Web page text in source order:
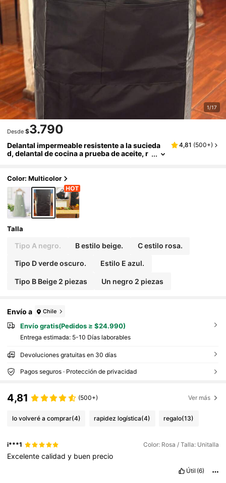
1/17
Desde $3.790
Delantal impermeable resistente a la sucieda
d, delantal de cocina a prueba de aceite, r
4,81 (500+)
Color: Multicolor
Talla
Tipo A negro. B estilo beige. C estilo rosa.
Tipo D verde oscuro. Estilo E azul.
Tipo B Beige 2 piezas Un negro 2 piezas
Envío a Chile
Envío gratis(Pedidos ≥ $24.990)
Entrega estimada: 5-10 Días laborables
Devoluciones gratuitas en 30 días
Pagos seguros · Protección de privacidad
4,81 (500+) Ver más
lo volveré a comprar(4) rapidez logística(4) regalo(13)
i***1 Color: Rosa / Talla: Unitalla
Excelentecalidady buen precio
Útil (6)